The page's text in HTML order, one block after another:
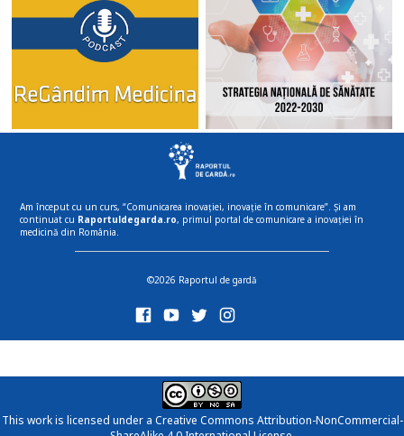
Am început cu un curs, “Comunicarea inovației, inovație în comunicare”. Și am
continuat cu Raportuldegarda.ro, primul portal de comunicare a inovației în
medicină din România.
©2026 Raportul de gardă
This work is licensed under a Creative Commons Attribution-NonCommercial-